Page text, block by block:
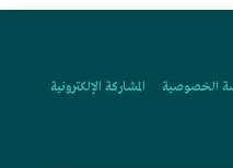
الخصوصية
المشاركة الإلكترونية